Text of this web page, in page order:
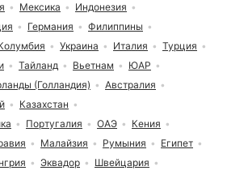
Мексика
Индонезия
Германия
Филиппины
Украина Италия
Турция
Тайланд Вьетнам
ЮАР
(Голландия)
Австралия
Казахстан
Португалия ОАЭ
Кения
Малайзия Румыния
Египет
Эквадор
Швейцария